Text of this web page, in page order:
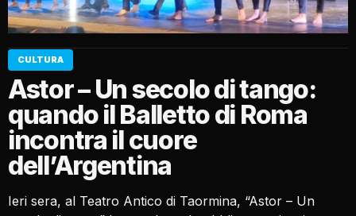
CULTURA
Astor – Un secolo di tango:
quando il Balletto di Roma
incontra il cuore
dell’Argentina
Ieri sera, al Teatro Antico di Taormina, “Astor – Un